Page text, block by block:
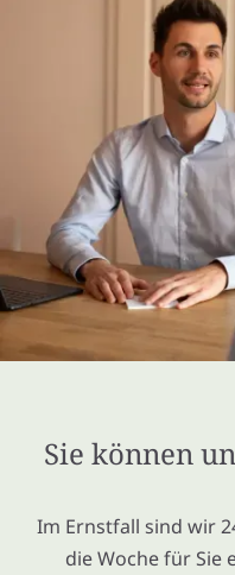
Sie können
Im Ernstfall sind wir
die Woche für Sie